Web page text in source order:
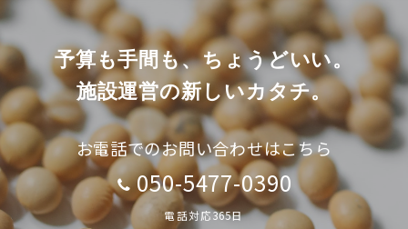
予算も手間も、ちょうどいい。
施設運営の新しいカタチ。
お電話でのお問い合わせはこちら
050-5477-0390
電話対応365日